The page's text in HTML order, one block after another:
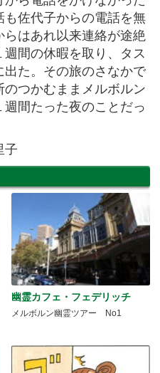
佐代子からの電話を無
はあれ以来連絡が途絶
間の休暇を取り、タス
た。その旅のさなかで
のつかむままメルボルン
間たった夜のことだっ
子
幽霊カフェ・フェデリッチ
メルボルン幽霊ツアー No1